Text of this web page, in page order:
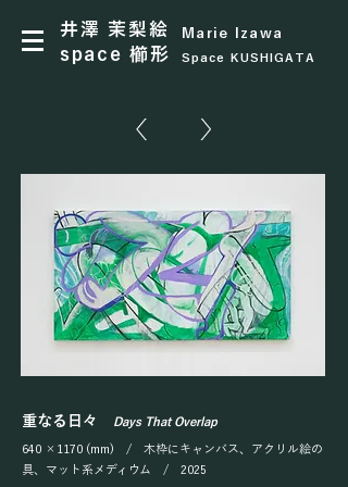
Marie Izawa
​井澤 茉梨絵
space 櫛形
Space KUSHIGATA
重なる日々 Days That Overlap
640 ×1170 (mm) / 木枠にキャンバス、アクリル絵の
具、マット系メディウム / 2025